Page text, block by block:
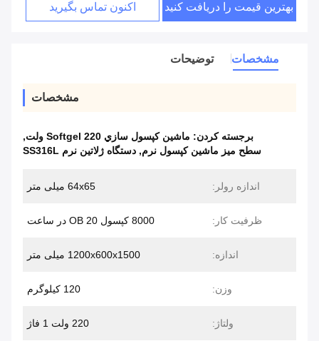
بهترین قیمت را دریافت کنید اکنون تماس بگیرید
مشخصات توضیحات
مشخصات
برجسته کردن: ماشين کپسول سازي Softgel 220 ولت
,
سطح میز ماشین کپسول نرم, دستگاه ژلاتین نرم SS316L
اندازه رولر: 64x65 میلی متر
ظرفیت کار: 8000 کپسول 20 OB در ساعت
اندازه: 1200x600x1500 میلی متر
وزن: 120 کیلوگرم
ولتاژ: 220 ولت 1 فاژ